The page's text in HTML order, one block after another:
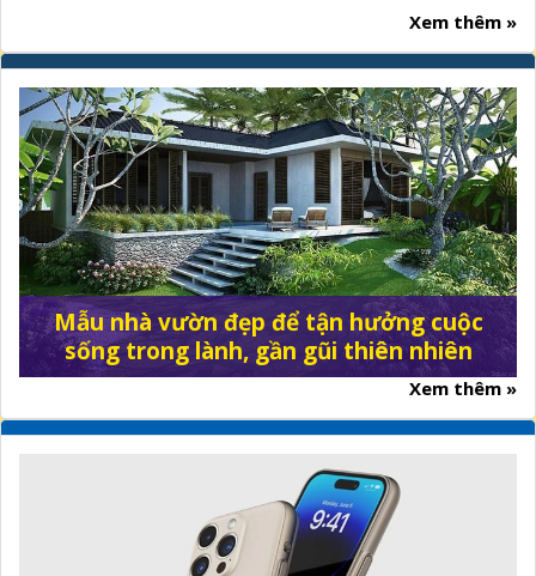
Xem thêm »
Mẫu nhà vườn đẹp để tận hưởng cuộc
sống trong lành, gần gũi thiên nhiên
Xem thêm »